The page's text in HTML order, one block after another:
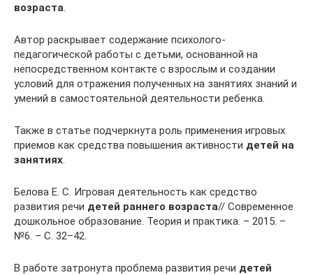
возраста.
Автор раскрывает содержание психолого-
педагогической работы с детьми, основанной на
непосредственном контакте с взрослым и создании
условий для отражения полученных на занятиях знаний и
умений в самостоятельной деятельности ребенка.
Также в статье подчеркнута роль применения игровых
приемов как средства повышения активности детей на
занятиях.
Белова Е. С. Игровая деятельность как средство
развития речи детей раннего возраста// Современное
дошкольное образование. Теория и практика. – 2015. –
№6. – С. 32–42.
В работе затронута проблема развития речи детей